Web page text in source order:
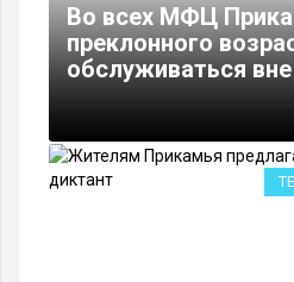
Во всех МФЦ
преклонного
обслуживаться